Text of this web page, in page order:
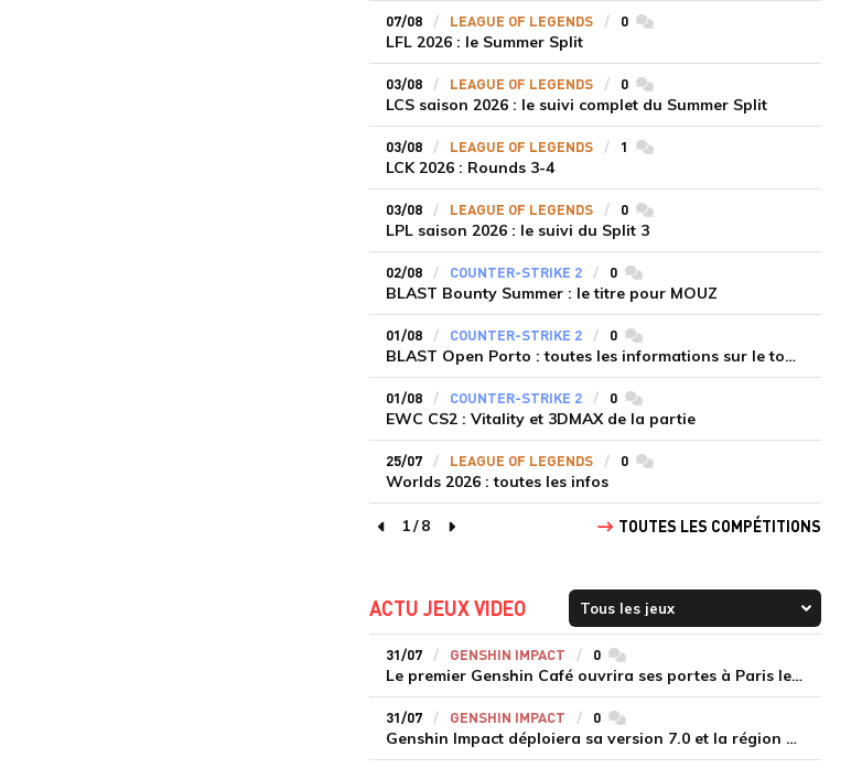
07/08 LEAGUE OF LEGENDS 0commentaires
LFL 2026 : le Summer Split
03/08 LEAGUE OF LEGENDS 0commentaires
LCS saison 2026 : le suivi complet du Summer Split
03/08 LEAGUE OF LEGENDS 1 commentaires
LCK 2026 : Rounds 3-4
03/08 LEAGUE OF LEGENDS 0commentaires
LPL saison 2026 : le suivi du Split 3
02/08 COUNTER-STRIKE 2 0commentaires
BLAST Bounty Summer : le titre pour MOUZ
01/08 COUNTER-STRIKE 2 0commentaires
BLAST Open Porto : toutes les informations sur le tournoi
01/08 COUNTER-STRIKE 2 0commentaires
EWC CS2 : Vitality et 3DMAX de la partie
25/07 LEAGUE OF LEGENDS 0commentaires
Worlds 2026 : toutes les infos
page précédente
1/8
page suivante
TOUTES LES COMPÉTITIONS
ACTU JEUX VIDEO
31/07 GENSHIN IMPACT 0commentaires
Le premier Genshin Café ouvrira ses portes à Paris le 14 août
31/07 GENSHIN IMPACT 0commentaires
Genshin Impact déploiera sa version 7.0 et la région de Snezhnaya le 12 août